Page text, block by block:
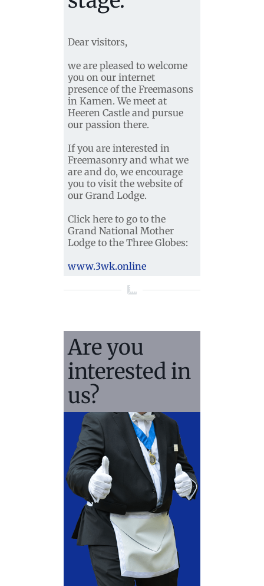
Dear visitors,
we are pleased to welcome
you on our internet
presence of the Freemasons
in Kamen. We meet at
Heeren Castle and pursue
our passion there.
If you are interested in
Freemasonry and what we
are and do, we encourage
you to visit the website of
our Grand Lodge.
Click here to go to the
Grand National Mother
Lodge to the Three Globes:
www.3wk.online
Are you
interested in
us?